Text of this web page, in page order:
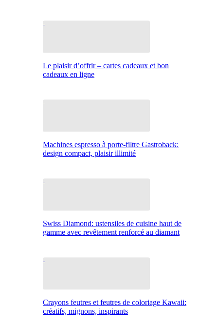
Le plaisir d’offrir – cartes cadeaux et bon
cadeaux en ligne
Machines espresso à porte-filtre Gastroback:
design compact, plaisir illimité
Swiss Diamond: ustensiles de cuisine haut de
gamme avec revêtement renforcé au diamant
Crayons feutres et feutres de coloriage Kawaii:
créatifs, mignons, inspirants